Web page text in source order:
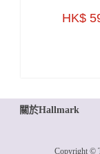
HK$
關於Hallmark
Copyright ©